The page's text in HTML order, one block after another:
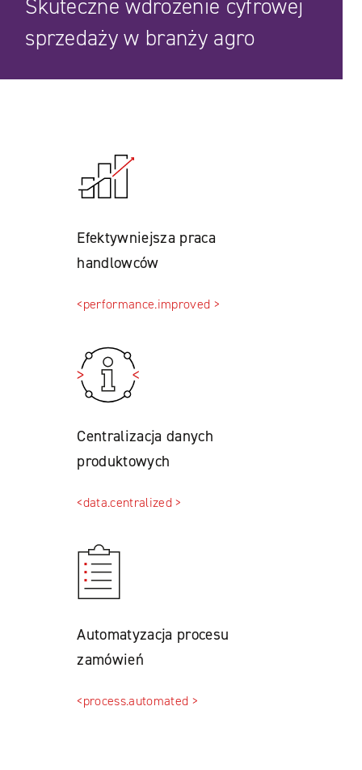
Skuteczne wdrożenie cyfrowej
sprzedaży w branży agro
Efektywniejsza praca
handlowców
<performance.improved >
Centralizacja danych
produktowych
<data.centralized >
Automatyzacja procesu
zamówień
<process.automated >